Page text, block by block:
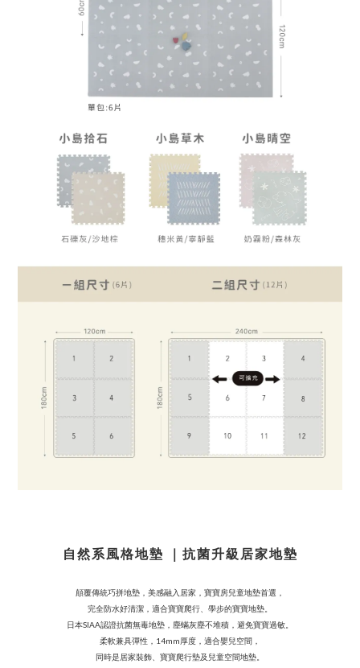
自然系風格地墊 ｜抗菌升級居家地墊
顛覆傳統巧拼地墊，美感融入居家，寶寶房兒童地墊首選，
完全防水好清潔，適合寶寶爬行、學步的寶寶地墊。
日本SIAA認證抗菌無毒地墊，塵蟎灰塵不堆積，避免寶寶過敏。
柔軟兼具彈性，14mm厚度，適合嬰兒空間，
同時是居家裝飾、寶寶爬行墊及兒童空間地墊。
BUY NOW